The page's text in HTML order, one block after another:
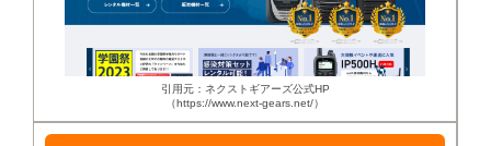
引用元：ネクストギアーズ公式HP
（https://www.next-gears.net/）